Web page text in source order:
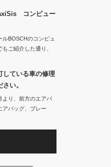
コンピュー
ルBOSCHのコンピュ
ご紹介した通り、
している車の修理
い。
より、前方のエアバ
アバッグ、ブレー